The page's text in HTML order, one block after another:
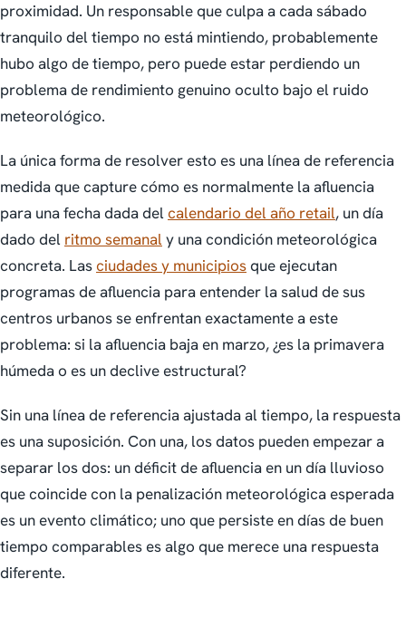
proximidad. Un responsable que culpa a cada sábado
tranquilo del tiempo no está mintiendo, probablemente
hubo algo de tiempo, pero puede estar perdiendo un
problema de rendimiento genuino oculto bajo el ruido
meteorológico.
La única forma de resolver esto es una línea de referencia
medida que capture cómo es normalmente la afluencia
para una fecha dada delcalendario del año retail, un día
dado del ritmo semanaly una condición meteorológica
concreta. Lasciudades y municipiosque ejecutan
programas de afluencia para entender la salud de sus
centros urbanos se enfrentan exactamente a este
problema: si la afluencia baja en marzo, ¿es la primavera
húmeda o es un declive estructural?
Sin una línea de referencia ajustada al tiempo, la respuesta
es una suposición. Con una, los datos pueden empezar a
separar los dos: un déficit de afluencia en un día lluvioso
que coincide con la penalización meteorológica esperada
es un evento climático; uno que persiste en días de buen
tiempo comparables es algo que merece una respuesta
diferente.